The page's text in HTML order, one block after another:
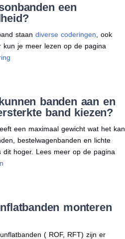
een
staan diverse coderingen , ook
kun je meer lezen op de pagina
banden aan en
band kiezen?
een maximaal gewicht wat het kan
bestelwagenbanden en lichte
dit hoger. Lees meer op de pagina
monteren
( ROF, RFT) zijn er